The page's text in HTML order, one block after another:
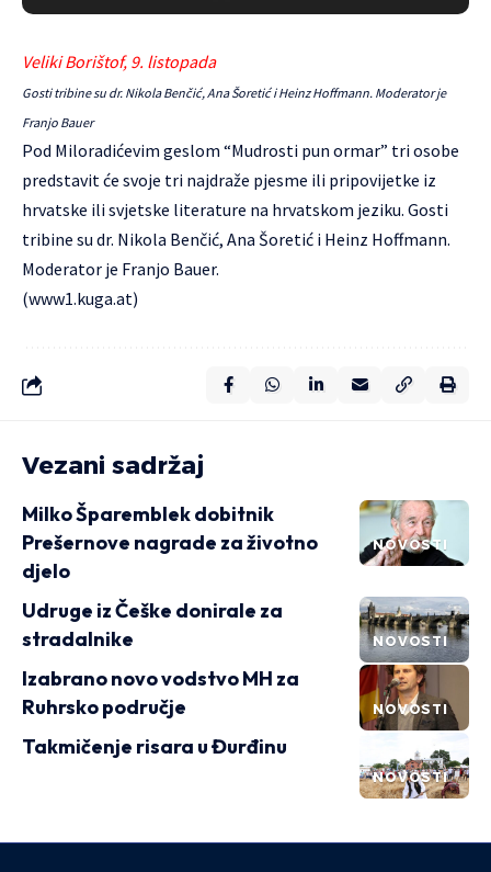
Veliki Borištof, 9. listopada
Gosti tribine su dr. Nikola Benčić, Ana Šoretić i Heinz Hoffmann. Moderator je
Franjo Bauer
Pod Miloradićevim geslom “Mudrosti pun ormar” tri osobe
predstavit će svoje tri najdraže pjesme ili pripovijetke iz
hrvatske ili svjetske literature na hrvatskom jeziku. Gosti
tribine su dr. Nikola Benčić, Ana Šoretić i Heinz Hoffmann.
Moderator je Franjo Bauer.
(www1.kuga.at)
Vezani sadržaj
NOVOSTI
Milko Šparemblek dobitnik
Prešernove nagrade za životno
djelo
NOVOSTI
Udruge iz Češke donirale za
stradalnike
NOVOSTI
Izabrano novo vodstvo MH za
Ruhrsko područje
NOVOSTI
Takmičenje risara u Đurđinu